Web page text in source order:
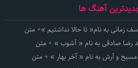
آهنگ ها
زمانی به نام« تا حالا نداشتیم »+ متن
رضا صادقی به نام « آشوب » + متن
و آرش به نام « آخر بهار » + متن